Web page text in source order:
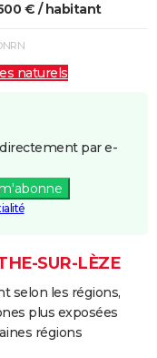
5 j
5 j
€ / habitant
naturels
par e-
SUR-LÈZE
selon les régions,
plus exposées
régions